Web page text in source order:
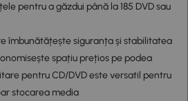
pentru a găzdui până la 185 DVD sau
îmbunătățește siguranța și stabilitatea
spațiu prețios pe podea
pentru CD/DVD este versatil pentru
stocarea media